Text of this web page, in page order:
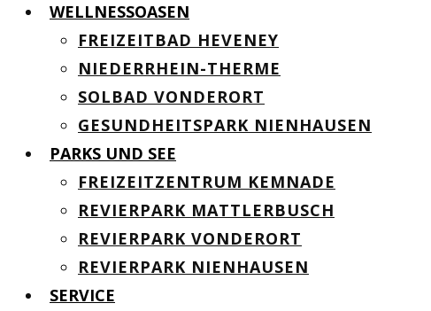
WELLNESSOASEN
FREIZEITBAD HEVENEY
NIEDERRHEIN-THERME
SOLBAD VONDERORT
GESUNDHEITSPARK NIENHAUSEN
PARKS UND SEE
FREIZEITZENTRUM KEMNADE
REVIERPARK MATTLERBUSCH
REVIERPARK VONDERORT
REVIERPARK NIENHAUSEN
SERVICE